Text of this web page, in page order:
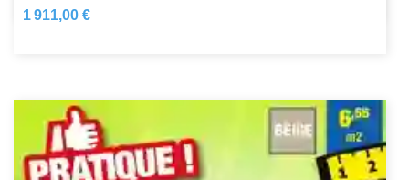
1 911,00 €